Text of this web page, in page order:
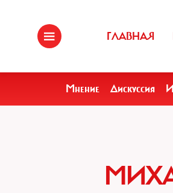
ГЛАВНАЯ
Мнение Дискуссия